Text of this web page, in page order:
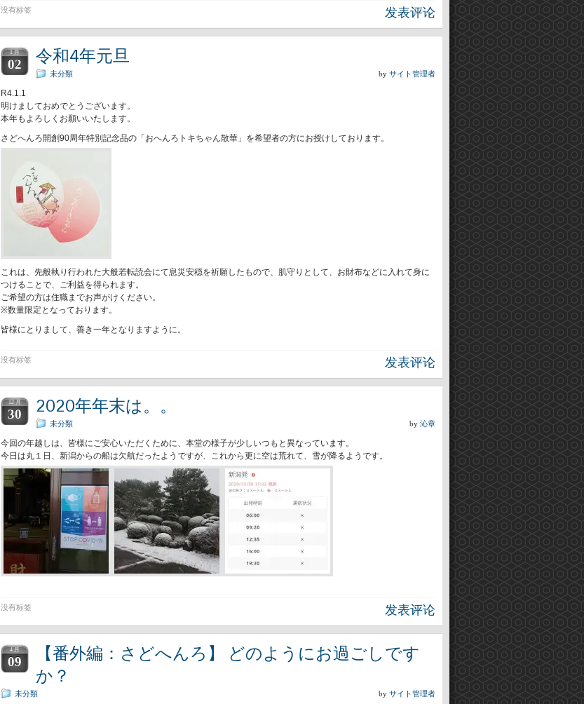
没有标签 发表评论
1 月
02 令和4年元旦
未分類 by サイト管理者
R4.1.1
明けましておめでとうございます。
本年もよろしくお願いいたします。
さどへんろ開創90周年特別記念品の「おへんろトキちゃん散華」を希望者の方にお授けしております。
これは、先般執り行われた大般若転読会にて息災安穏を祈願したもので、肌守りとして、お財布などに入れて身に
つけることで、ご利益を得られます。
ご希望の方は住職までお声がけください。
※数量限定となっております。
皆様にとりまして、善き一年となりますように。
没有标签 发表评论
12 月
30 2020年年末は。。
未分類 by 沁章
今回の年越しは、皆様にご安心いただくために、本堂の様子が少しいつもと異なっています。
今日は丸１日、新潟からの船は欠航だったようですが、これから更に空は荒れて、雪が降るようです。
没有标签 发表评论
4 月
09
【番外編：さどへんろ】 どのようにお過ごしです
か？
未分類 by サイト管理者